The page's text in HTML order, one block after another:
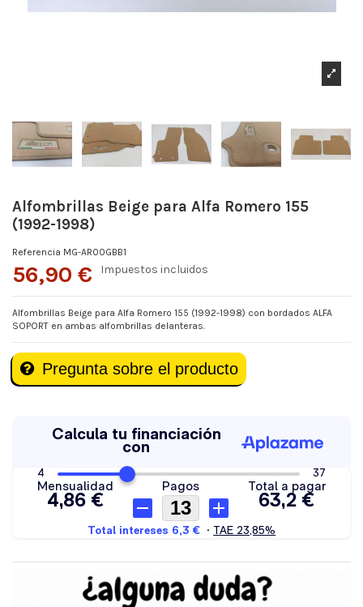
Alfombrillas Beige para Alfa Romero 155
(1992-1998)
Referencia MG-AR00GBB1
56,90 € Impuestos incluidos
Alfombrillas Beige para Alfa Romero 155 (1992-1998) con bordados ALFA
SOPORT en ambas alfombrillas delanteras.
Pregunta sobre el producto